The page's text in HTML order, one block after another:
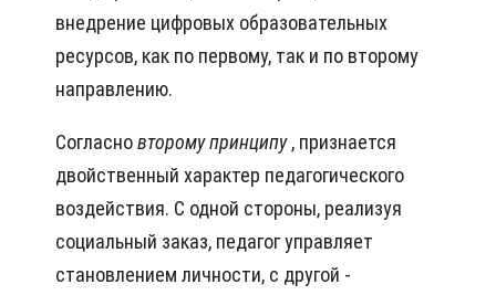
внедрение цифровых образовательных
ресурсов, как по первому, так и по второму
направлению.
Согласновторому принципу, признается
двойственный характер педагогического
воздействия. С одной стороны, реализуя
социальный заказ, педагог управляет
становлением личности, с другой -